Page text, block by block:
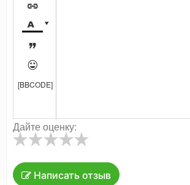





[BBCODE]
Дайте оценку:
Написать отзыв